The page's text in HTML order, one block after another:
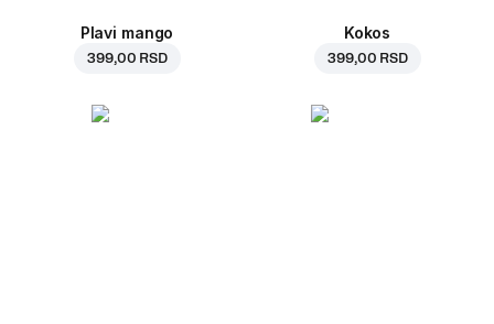
Plavi mango
399,00 RSD
Kokos
399,00 RSD